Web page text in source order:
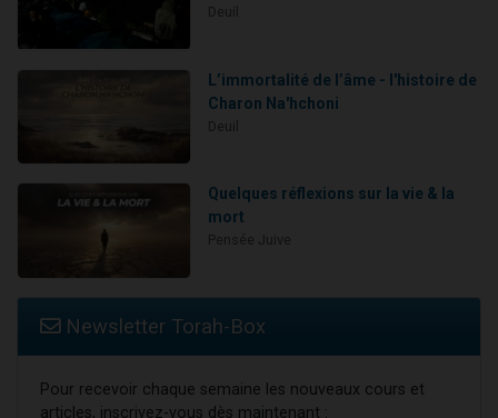
L’immortalité de l’âme - l'histoire de
Charon Na'hchoni
Quelques réflexions sur la vie & la
mort
Newsletter Torah-Box
Pour recevoir chaque semaine les nouveaux cours et
articles, inscrivez-vous dès maintenant :